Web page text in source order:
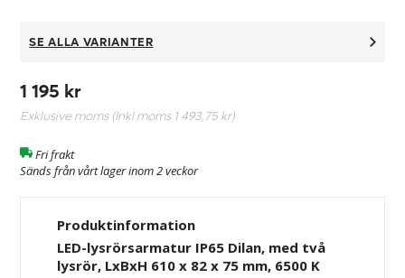
SE ALLA VARIANTER
1 195 kr
Exklusive moms (Inkl moms 1 493,75 kr)
Fri frakt
Sänds från vårt lager inom 2 veckor
Produktinformation
LED-lysrörsarmatur IP65 Dilan, med två
lysrör, LxBxH 610 x 82 x 75 mm, 6500 K